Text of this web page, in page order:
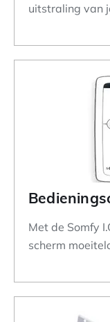
uitstraling van
Met de Somfy
scherm